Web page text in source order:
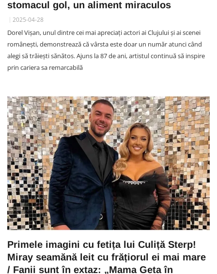
stomacul gol, un aliment miraculos
2025-04-28
Dorel Vișan, unul dintre cei mai apreciați actori ai Clujului și ai scenei
românești, demonstrează că vârsta este doar un număr atunci când
alegi să trăiești sănătos. Ajuns la 87 de ani, artistul continuă să inspire
prin cariera sa remarcabilă
Primele imagini cu fetița lui Culiță Sterp!
Miray seamănă leit cu frățiorul ei mai mare
/ Fanii sunt în extaz: „Mama Geta în